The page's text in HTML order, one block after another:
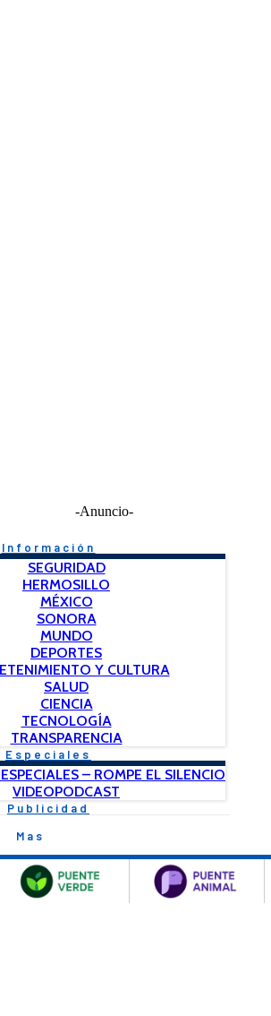
-Anuncio-
Información
SEGURIDAD
HERMOSILLO
MÉXICO
SONORA
MUNDO
DEPORTES
Y CULTURA
SALUD
CIENCIA
TECNOLOGÍA
TRANSPARENCIA
Especiales
– ROMPE EL SILENCIO
VIDEOPODCAST
Publicidad
Mas